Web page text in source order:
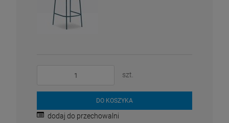
szt.
DO KOSZYKA
dodaj do przechowalni